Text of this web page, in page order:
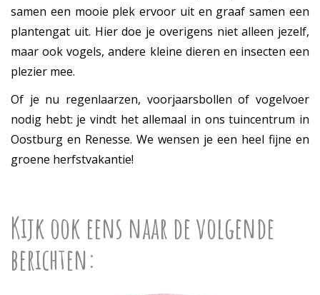
samen een mooie plek ervoor uit en graaf samen een
plantengat uit. Hier doe je overigens niet alleen jezelf,
maar ook vogels, andere kleine dieren en insecten een
plezier mee.
Of je nu regenlaarzen, voorjaarsbollen of vogelvoer
nodig hebt: je vindt het allemaal in ons tuincentrum in
Oostburg en Renesse. We wensen je een heel fijne en
groene herfstvakantie!
Kijk ook eens naar de volgende
berichten: